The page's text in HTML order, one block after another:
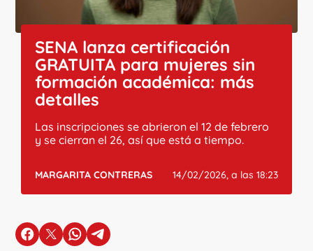
SENA lanza certificación
GRATUITA para mujeres sin
formación académica: más
detalles
Las inscripciones se abrieron el 12 de febrero
y se cierran el 26, así que está a tiempo.
MARGARITA CONTRERAS 14/02/2026, a las 18:23
en Facebook
en Xen Whatsapp
en Telegram